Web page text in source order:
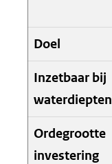
Doel
Inzetbaar bij
waterdiepten
Ordegrootte
investering